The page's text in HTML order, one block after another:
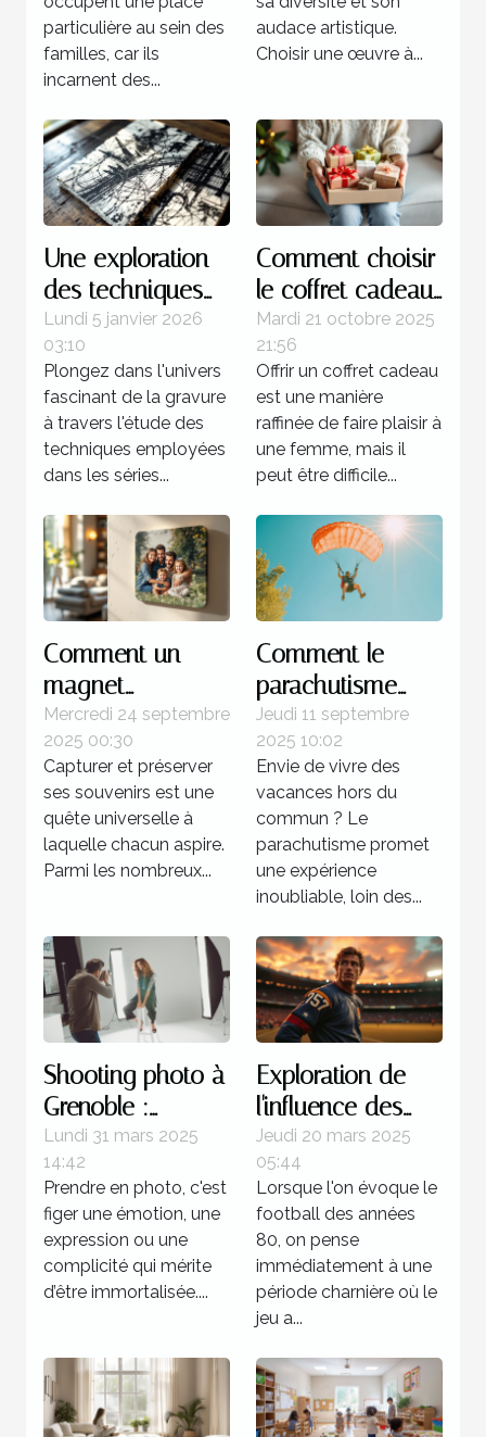
particulière au sein des
familles, car ils
incarnent des...
audace artistique.
Choisir une œuvre à...
Une exploration
des techniques
de gravure
utilisées dans les
séries célèbres de
Picasso
Lundi 5 janvier 2026
03:10
Plongez dans l'univers
fascinant de la gravure
à travers l'étude des
techniques employées
dans les séries...
Comment choisir
le coffret cadeau
idéal pour
chaque type de
femme ?
Mardi 21 octobre 2025
21:56
Offrir un coffret cadeau
est une manière
raffinée de faire plaisir à
une femme, mais il
peut être difficile...
Comment un
magnet
personnalisé peut
capturer vos
souvenirs
uniques ?
Mercredi 24 septembre
2025 00:30
Capturer et préserver
ses souvenirs est une
quête universelle à
laquelle chacun aspire.
Parmi les nombreux...
Comment le
parachutisme
peut transformer
votre perception
des vacances ?
Jeudi 11 septembre
2025 10:02
Envie de vivre des
vacances hors du
commun ? Le
parachutisme promet
une expérience
inoubliable, loin des...
Shooting photo à
Grenoble :
immortalisez vos
moments avec
un professionnel
Lundi 31 mars 2025
14:42
Prendre en photo, c'est
figer une émotion, une
expression ou une
complicité qui mérite
d’être immortalisée....
Exploration de
l'influence des
stratégies
offensives dans
le football des
années 80
Jeudi 20 mars 2025
05:44
Lorsque l'on évoque le
football des années
80, on pense
immédiatement à une
période charnière où le
jeu a...